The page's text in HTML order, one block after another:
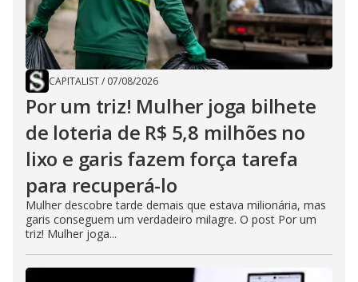
CAPITALIST/ 07/08/2026
Por um triz! Mulher joga bilhete
de loteria de R$ 5,8 milhões no
lixo e garis fazem força tarefa
para recuperá-lo
Mulher descobre tarde demais que estava milionária, mas
garis conseguem um verdadeiro milagre. O post Por um
triz! Mulher joga...